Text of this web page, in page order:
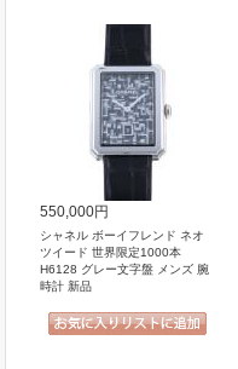
550,000円
シャネル ボーイフレンド ネオ
ツイード 世界限定1000本
H6128 グレー文字盤 メンズ 腕
時計 新品